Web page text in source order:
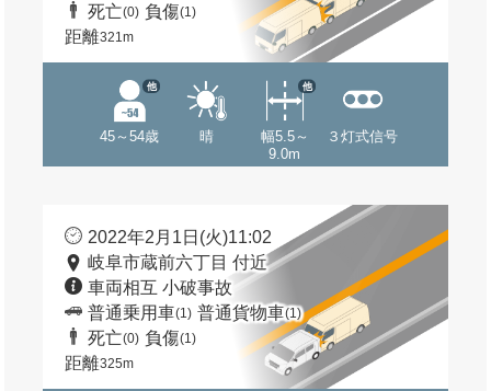
死亡(0) 負傷(1)
距離321m
45～54歳
他
晴
幅5.5～
9.0m
他
３灯式信号
2022年2月1日(火)11:02
岐阜市蔵前六丁目 付近
車両相互 小破事故
普通乗用車(1) 普通貨物車(1)
死亡(0) 負傷(1)
距離325m